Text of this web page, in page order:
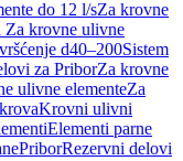
do 12 l/sZa krovne
Za krovne ulivne
d40–200Sistem
za PriborZa krovne
ulivne elementeZa
Krovni ulivni
Elementi parne
PriborRezervni delovi